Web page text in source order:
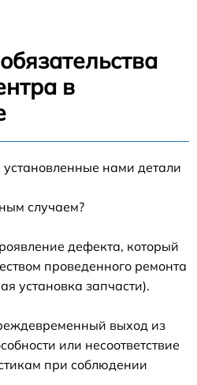
в
установленные нами детали
случаем?
дефекта, который
проведенного ремонта
установка запчасти).
выход из
или несоответствие
при соблюдении